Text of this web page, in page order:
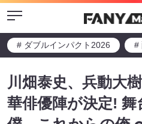
Menu
# ダブルインパクト2026 #
川畑泰史、兵動大
華俳優陣が決定!